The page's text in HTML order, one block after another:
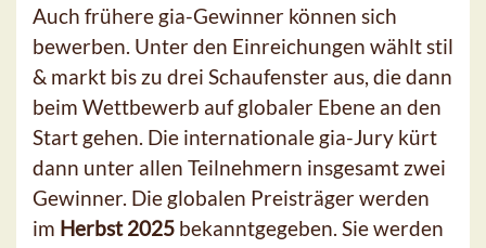
Auch frühere gia-Gewinner können sich
bewerben. Unter den Einreichungen wählt stil
& markt bis zu drei Schaufenster aus, die dann
beim Wettbewerb auf globaler Ebene an den
Start gehen. Die internationale gia-Jury kürt
dann unter allen Teilnehmern insgesamt zwei
Gewinner. Die globalen Preisträger werden
im Herbst 2025 bekanntgegeben. Sie werden